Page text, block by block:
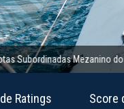
Mezanino do
Ratings Score